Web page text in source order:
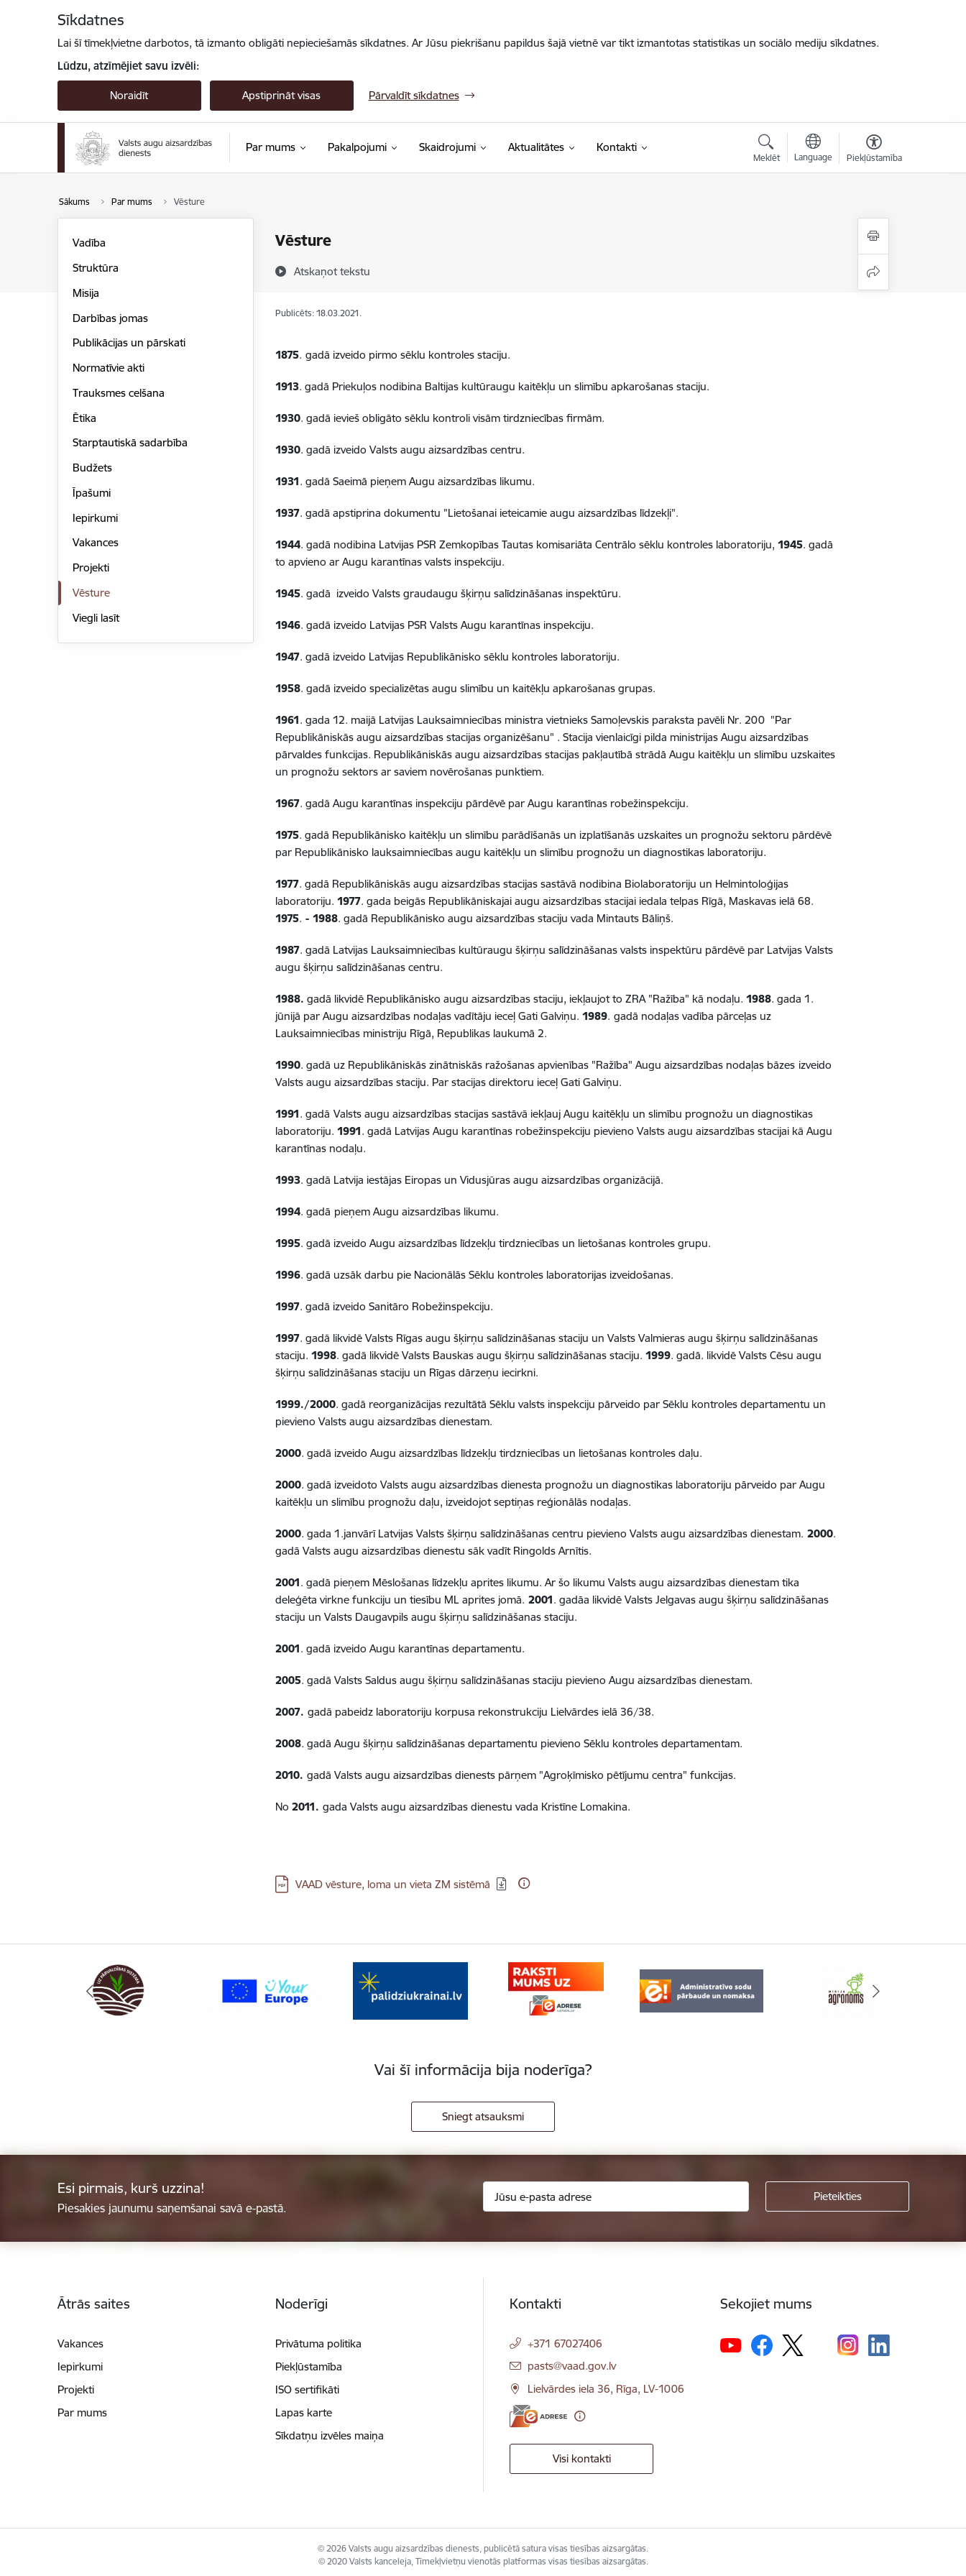
Sīkdatnes
Lai šī tīmekļvietne darbotos, tā izmanto obligāti nepieciešamās sīkdatnes. Ar Jūsu piekrišanu papildus šajā vietnē var tikt izmantotas statistikas un sociālo mediju sīkdatnes.
Lūdzu, atzīmējiet savu izvēli:
Noraidīt Apstiprināt visas Pārvaldīt sīkdatnes
Par mums Pakalpojumi Skaidrojumi Aktualitātes Kontakti
Meklēt Language Piekļūstamība
Sākums Par mums Vēsture
Vēsture
Atskaņot tekstu
Vadība
Struktūra
Misija
Darbības jomas
Publikācijas un pārskati
Normatīvie akti
Trauksmes celšana
Ētika
Starptautiskā sadarbība
Budžets
Īpašumi
Iepirkumi
Vakances
Projekti
Vēsture
Viegli lasīt
Publicēts: 18.03.2021.
1875. gadā izveido pirmo sēklu kontroles staciju.
1913. gadā Priekuļos nodibina Baltijas kultūraugu kaitēkļu un slimību apkarošanas staciju.
1930. gadā ievieš obligāto sēklu kontroli visām tirdzniecības firmām.
1930. gadā izveido Valsts augu aizsardzības centru.
1931. gadā Saeimā pieņem Augu aizsardzības likumu.
1937. gadā apstiprina dokumentu ”Lietošanai ieteicamie augu aizsardzības līdzekļi".
1944. gadā nodibina Latvijas PSR Zemkopības Tautas komisariāta Centrālo sēklu kontroles laboratoriju,1945. gadā
to apvieno ar Augu karantīnas valsts inspekciju.
1945. gadā izveido Valsts graudaugu šķirņu salīdzināšanas inspektūru.
1946. gadā izveido Latvijas PSR Valsts Augu karantīnas inspekciju.
1947. gadā izveido Latvijas Republikānisko sēklu kontroles laboratoriju.
1958. gadā izveido specializētas augu slimību un kaitēkļu apkarošanas grupas.
1961. gada 12. maijā Latvijas Lauksaimniecības ministra vietnieks Samoļevskis paraksta pavēli Nr. 200 "Par
Republikāniskās augu aizsardzības stacijas organizēšanu" . Stacija vienlaicīgi pilda ministrijas Augu aizsardzības
pārvaldes funkcijas. Republikāniskās augu aizsardzības stacijas pakļautībā strādā Augu kaitēkļu un slimību uzskaites
un prognožu sektors ar saviem novērošanas punktiem.
1967. gadā Augu karantīnas inspekciju pārdēvē par Augu karantīnas robežinspekciju.
1975. gadā Republikānisko kaitēkļu un slimību parādīšanās un izplatīšanās uzskaites un prognožu sektoru pārdēvē
par Republikānisko lauksaimniecības augu kaitēkļu un slimību prognožu un diagnostikas laboratoriju.
1977. gadā Republikāniskās augu aizsardzības stacijas sastāvā nodibina Biolaboratoriju un Helmintoloģijas
laboratoriju.1977. gada beigās Republikāniskajai augu aizsardzības stacijai iedala telpas Rīgā, Maskavas ielā 68.
1975. - 1988. gadā Republikānisko augu aizsardzības staciju vada Mintauts Bāliņš.
1987. gadā Latvijas Lauksaimniecības kultūraugu šķirņu salīdzināšanas valsts inspektūru pārdēvē par Latvijas Valsts
augu šķirņu salīdzināšanas centru.
1988. gadā likvidē Republikānisko augu aizsardzības staciju, iekļaujot to ZRA "Ražība" kā nodaļu.1988. gada 1.
jūnijā par Augu aizsardzības nodaļas vadītāju ieceļ Gati Galviņu.1989. gadā nodaļas vadība pārceļas uz
Lauksaimniecības ministriju Rīgā, Republikas laukumā 2.
1990. gadā uz Republikāniskās zinātniskās ražošanas apvienības "Ražība" Augu aizsardzības nodaļas bāzes izveido
Valsts augu aizsardzības staciju. Par stacijas direktoru ieceļ Gati Galviņu.
1991. gadā Valsts augu aizsardzības stacijas sastāvā iekļauj Augu kaitēkļu un slimību prognožu un diagnostikas
laboratoriju.1991. gadā Latvijas Augu karantīnas robežinspekciju pievieno Valsts augu aizsardzības stacijai kā Augu
karantīnas nodaļu.
1993. gadā Latvija iestājas Eiropas un Vidusjūras augu aizsardzības organizācijā.
1994. gadā pieņem Augu aizsardzības likumu.
1995. gadā izveido Augu aizsardzības līdzekļu tirdzniecības un lietošanas kontroles grupu.
1996. gadā uzsāk darbu pie Nacionālās Sēklu kontroles laboratorijas izveidošanas.
1997. gadā izveido Sanitāro Robežinspekciju.
1997. gadā likvidē Valsts Rīgas augu šķirņu salīdzināšanas staciju un Valsts Valmieras augu šķirņu salīdzināšanas
staciju.1998. gadā likvidē Valsts Bauskas augu šķirņu salīdzināšanas staciju.1999. gadā. likvidē Valsts Cēsu augu
šķirņu salīdzināšanas staciju un Rīgas dārzeņu iecirkni.
1999./2000. gadā reorganizācijas rezultātā Sēklu valsts inspekciju pārveido par Sēklu kontroles departamentu un
pievieno Valsts augu aizsardzības dienestam.
2000. gadā izveido Augu aizsardzības līdzekļu tirdzniecības un lietošanas kontroles daļu.
2000. gadā izveidoto Valsts augu aizsardzības dienesta prognožu un diagnostikas laboratoriju pārveido par Augu
kaitēkļu un slimību prognožu daļu, izveidojot septiņas reģionālās nodaļas.
2000. gada 1.janvārī Latvijas Valsts šķirņu salīdzināšanas centru pievieno Valsts augu aizsardzības dienestam. 2000.
gadā Valsts augu aizsardzības dienestu sāk vadīt Ringolds Arnītis.
2001. gadā pieņem Mēslošanas līdzekļu aprites likumu. Ar šo likumu Valsts augu aizsardzības dienestam tika
deleģēta virkne funkciju un tiesību ML aprites jomā. 2001. gadāa likvidē Valsts Jelgavas augu šķirņu salīdzināšanas
staciju un Valsts Daugavpils augu šķirņu salīdzināšanas staciju.
2001. gadā izveido Augu karantīnas departamentu.
2005. gadā Valsts Saldus augu šķirņu salīdzināšanas staciju pievieno Augu aizsardzības dienestam.
2007.gadā pabeidz laboratoriju korpusa rekonstrukciju Lielvārdes ielā 36/38.
2008. gadā Augu šķirņu salīdzināšanas departamentu pievieno Sēklu kontroles departamentam.
2010.gadā Valsts augu aizsardzības dienests pārņem "Agroķīmisko pētījumu centra" funkcijas.
No2011.gada Valsts augu aizsardzības dienestu vada Kristīne Lomakina.
Lejupielādēt:
VAAD vēsture, loma un vieta ZM sistēmā
Vai šī informācija bija noderīga?
Sniegt atsauksmi
Esi pirmais, kurš uzzina!
Piesakies jaunumu saņemšanai savā e-pastā.
Ātrās saites
Vakances
Iepirkumi
Projekti
Par mums
Noderīgi
Privātuma politika
Piekļūstamība
ISO sertifikāti
Lapas karte
Sīkdatņu izvēles maiņa
Kontakti
+371 67027406
E-pasts:
pasts@vaad.gov.lv
Lielvārdes iela 36, Rīga, LV-1006
Visi kontakti
Sekojiet mums
© 2026 Valsts augu aizsardzības dienests, publicētā satura visas tiesības aizsargātas.
© 2020 Valsts kanceleja, Tīmekļvietņu vienotās platformas visas tiesības aizsargātas.